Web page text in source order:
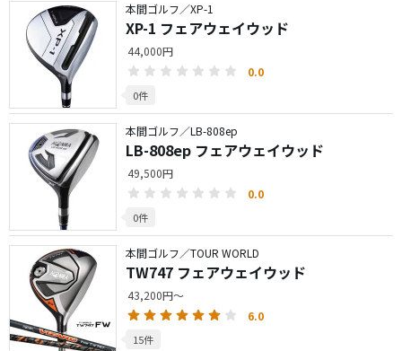
本間ゴルフ／XP-1
XP-1 フェアウェイウッド
44,000円
0.0
0件
本間ゴルフ／LB-808ep
LB-808ep フェアウェイウッド
49,500円
0.0
0件
本間ゴルフ／TOUR WORLD
TW747 フェアウェイウッド
43,200円～
6.0
15件